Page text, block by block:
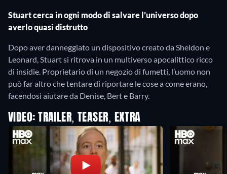
Stuart cerca in ogni modo di salvare l’universo dopo
averlo quasi distrutto
Dopo aver danneggiato un dispositivo creato da Sheldon e
Leonard, Stuart si ritrova in un multiverso apocalittico ricco
di insidie. Proprietario di un negozio di fumetti, l’uomo non
può far altro che tentare di riportare le cose a come erano,
facendosi aiutare da Denise, Bert e Barry.
VIDEO: TRAILER, TEASER, EXTRA